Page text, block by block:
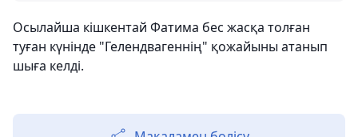
Осылайша кішкентай Фатима бес жасқа толған
туған күнінде "Гелендвагеннің" қожайыны атанып
шыға келді.